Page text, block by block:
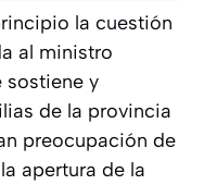
la cuestión
al ministro
sostiene y
de la provincia
preocupación de
apertura de la